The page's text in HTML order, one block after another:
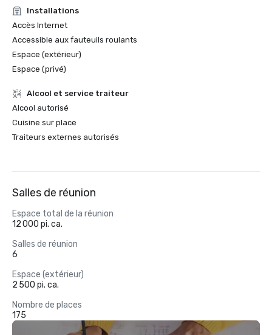
Installations
Accès Internet
Accessible aux fauteuils roulants
Espace (extérieur)
Espace (privé)
Alcool et service traiteur
Alcool autorisé
Cuisine sur place
Traiteurs externes autorisés
Salles de réunion
Espace total de la réunion
12 000 pi. ca.
Salles de réunion
6
Espace (extérieur)
2 500 pi. ca.
Nombre de places
175